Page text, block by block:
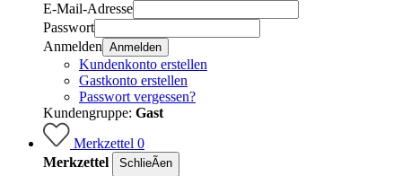
E-Mail-Adresse
Passwort
Anmelden Anmelden
Kundenkonto erstellen
Gastkonto erstellen
Passwort vergessen?
Kundengruppe: Gast
Merkzettel 0
Merkzettel
SchlieÃen